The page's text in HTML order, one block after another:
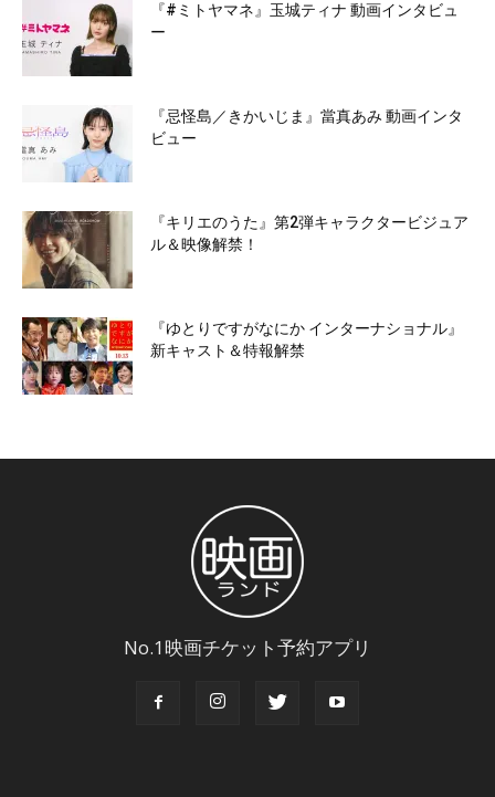
『#ミトヤマネ』玉城ティナ 動画インタビュ
ー
『忌怪島／きかいじま』當真あみ 動画インタ
ビュー
『キリエのうた』第2弾キャラクタービジュア
ル＆映像解禁！
『ゆとりですがなにか インターナショナル』
新キャスト＆特報解禁
No.1映画チケット予約アプリ